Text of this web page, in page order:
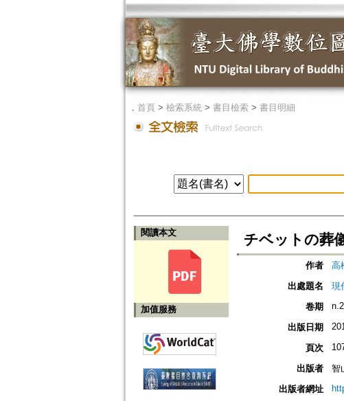
． 首頁> 檢索系統> 書目檢索> 書目明細
閱讀本文
加值服務
チベットの葬
作者
高
出處題名
現
卷期
出版日期
頁次
出版者
智
出版者網址